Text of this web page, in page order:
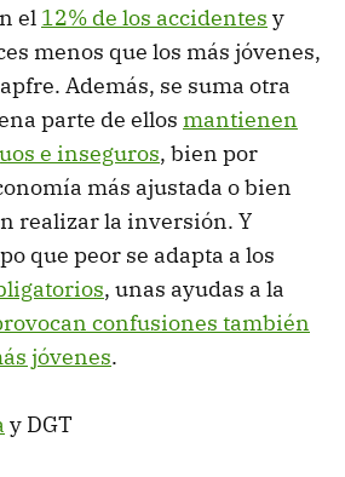
el 12% de los accidentes y
menos que los más jóvenes,
Además, se suma otra
parte de ellos mantienen
e inseguros, bien por
más ajustada o bien
realizar la inversión. Y
que peor se adapta a los
, unas ayudas a la
confusiones también
jóvenes.
y DGT